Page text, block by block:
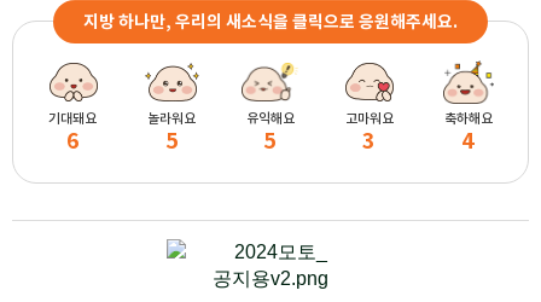
지방 하나만, 우리의 새소식을 클릭으로 응원해주세요.
기대돼요
6
놀라워요
5
유익해요
5
고마워요
3
축하해요
4